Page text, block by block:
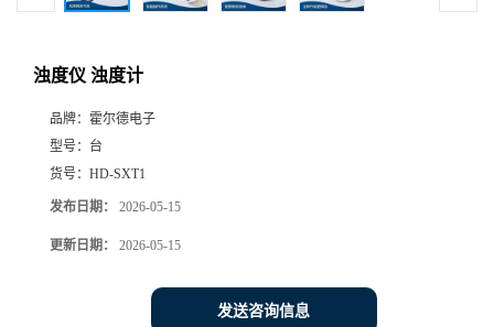
浊度仪 浊度计
品牌： 霍尔德电子
型号： 台
货号： HD-SXT1
发布日期： 2026-05-15
更新日期： 2026-05-15
发送咨询信息